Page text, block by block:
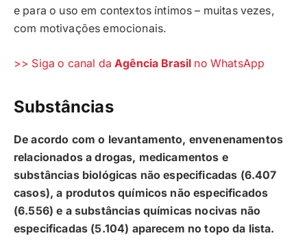
e para o uso em contextos íntimos – muitas vezes,
com motivações emocionais.
>> Siga o canal daAgência Brasil no WhatsApp
Substâncias
De acordo com o levantamento, envenenamentos
relacionados a drogas, medicamentos e
substâncias biológicas não especificadas (6.407
casos), a produtos químicos não especificados
(6.556) e a substâncias químicas nocivas não
especificadas (5.104) aparecem no topo da lista.